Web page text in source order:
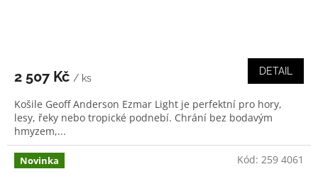
2 507 Kč / ks
DETAIL
Košile Geoff Anderson Ezmar Light je perfektní pro hory,
lesy, řeky nebo tropické podnebí. Chrání bez bodavým
hmyzem,...
Novinka Kód: 259 4061